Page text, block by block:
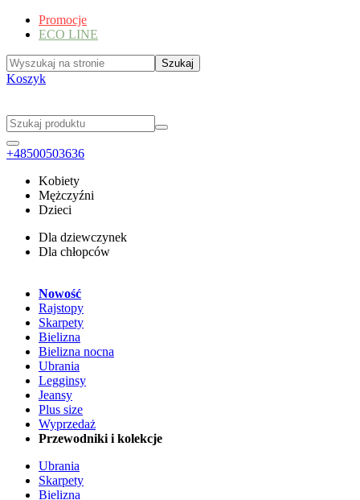
Promocje
ECO LINE
Koszyk
+48500503636
Kobiety
Mężczyźni
Dzieci
Dla dziewczynek
Dla chłopców
Nowość
Rajstopy
Skarpety
Bielizna
Bielizna nocna
Ubrania
Legginsy
Jeansy
Plus size
Wyprzedaż
Przewodniki i kolekcje
Ubrania
Skarpety
Bielizna